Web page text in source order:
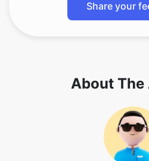
Share your
About The